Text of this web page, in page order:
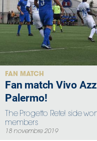
FAN MATCH
Fan match Vivo
Palermo!
The Progetto Rete! side
members
18 novembre 2019